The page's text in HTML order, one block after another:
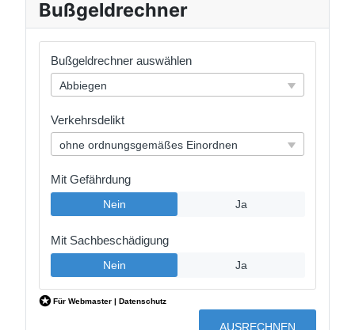
Bußgeldrechner